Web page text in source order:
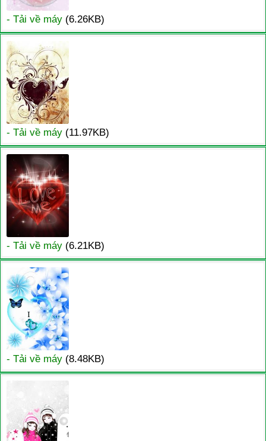
- Tải về máy (6.26KB)
- Tải về máy (11.97KB)
- Tải về máy (6.21KB)
- Tải về máy (8.48KB)